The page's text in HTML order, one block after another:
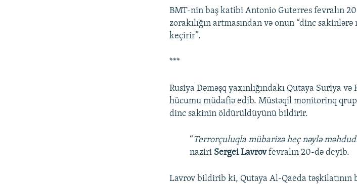
BMT-nin baş katibi Antonio Guterres fevralın
zorakılığın artmasından və onun “dinc
keçirir”.
***
Rusiya Dəməşq yaxınlığındakı Qutaya Suriya
hücumu müdafiə edib. Müstəqil monitorinq
dinc sakinin öldürüldüyünü bildirir.
“Terrorçuluqla mübarizə heç nəylə
naziri Sergei Lavrovfevralın 20-də deyib.
Lavrov bildirib ki, Qutaya Al-Qaeda təşkilatının